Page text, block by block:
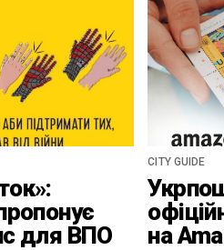
для ВПО
CITY GUIDE
на